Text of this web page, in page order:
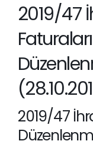
2019/47
2019/47